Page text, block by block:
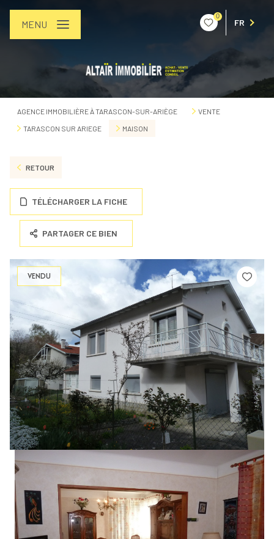
0
FR
MENU
AGENCE IMMOBILIÈRE À TARASCON-SUR-ARIÈGE
VENTE
TARASCON SUR ARIEGE
MAISON
RETOUR
TÉLÉCHARGER LA FICHE
PARTAGER CE BIEN
VENDU